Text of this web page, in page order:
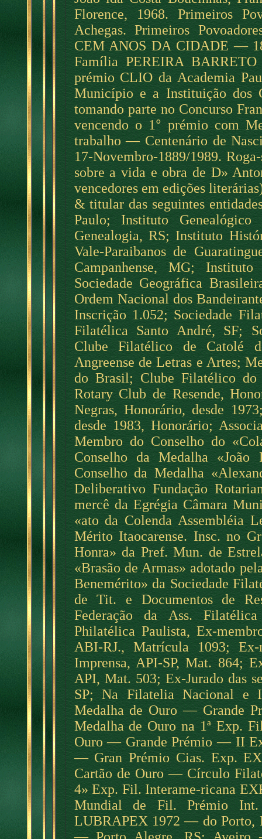
Florence, 1968. Primeiros
Achegas. Primeiros
CEM ANOS DA CIDADE —
Família PEREIRA
prémio CLIO da Academia
Município e a Instituição dos
tomando parte no Concurso
vencendo o 1° prémio com
trabalho — Centenário de
17-Novembro-1889/1989.
sobre a vida e obra de D»
vencedores em edições
& titular das seguintes
Paulo; Instituto
Genealogia, RS; Instituto
Vale-Paraibanos de
Campanhense, MG;
Sociedade Geográfica
Ordem Nacional dos
Inscrição 1.052; Sociedade
Filatélica Santo André, SF;
Clube Filatélico de Catolé
Angreense de Letras e Artes;
do Brasil; Clube Filatélico
Rotary Club de Resende,
Negras, Honorário, desde
desde 1983, Honorário;
Membro do Conselho do
Conselho da Medalha «João
Conselho da Medalha
Deliberativo Fundação
mercê da Egrégia Câmara
«ato da Colenda Assembléia
Mérito Itaocarense. Insc. no
Honra» da Pref. Mun. de
«Brasão de Armas» adotado
Benemérito» da Sociedade
de Tit. e Documentos de
Federação da Ass.
Philatélica Paulista, Ex-
ABI-RJ., Matrícula 1093; Ex-
Imprensa, API-SP, Mat. 864;
API, Mat. 503; Ex-Jurado das
SP; Na Filatelia Nacional e
Medalha de Ouro — Grande
Medalha de Ouro na 1ªExp.
Ouro — Grande Prémio — II
— Gran Prémio Cias. Exp.
Cartão de Ouro — Círculo
4» Exp. Fil. Interame-ricana
Mundial de Fil. Prémio
LUBRAPEX 1972 — do Porto,